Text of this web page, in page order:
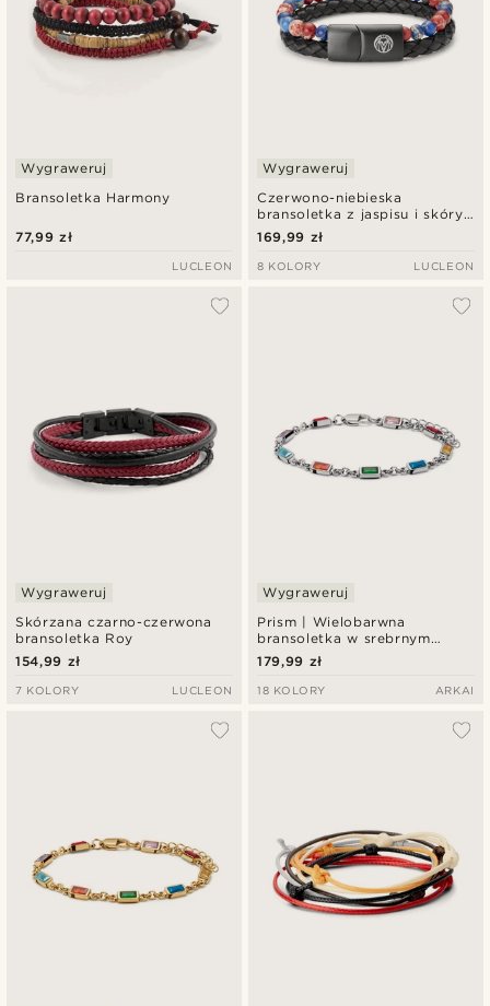
Bransoletka Harmony
Wygraweruj
77,99 zł
LUCLEON
Czerwono-niebieska
bransoletka z jaspisu i skóry
Icon
Wygraweruj
169,99 zł
8 KOLORY LUCLEON
Skórzana czarno-czerwona
bransoletka Roy
Wygraweruj
154,99 zł
7 KOLORY LUCLEON
Prism | Wielobarwna
bransoletka w srebrnym
odcieniu z kryształowego
szkła
Wygraweruj
179,99 zł
18 KOLORY ARKAI